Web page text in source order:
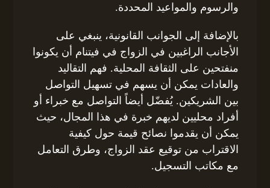
والرسوم والمواعيد المحددة.
بالإضافة إلى الجوانب القانونية، ينبغي على
الأجانب الراغبين في الزواج في فيتنام أن يكونوا
منفتحين على الثقافة المحلية. فهم التقاليد
والعادات يمكن أن يسهم في تسهيل التواصل
بين الشريكين. يُفضّل أيضاً التواصل مع خبراء أو
أفراد محليين لديهم خبرة في هذا المجال، حيث
يمكن أن يقدموا نصائح قيمة حول كيفية
الاقتراب من توقيع عقد الزواج، وطرق التعامل
مع مكاتب التسجيل.